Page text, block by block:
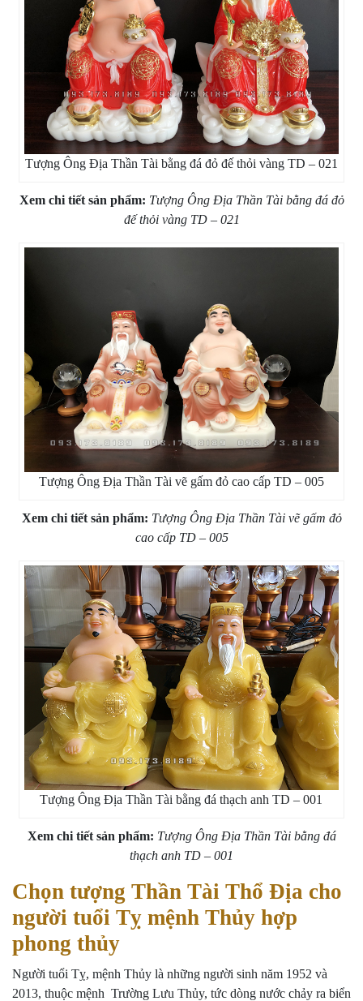
Tượng Ông Địa Thần Tài bằng đá đỏ đế thỏi vàng TD – 021
Xem chi tiết sản phẩm: Tượng Ông Địa Thần Tài bằng đá đỏ
đế thỏi vàng TD – 021
Tượng Ông Địa Thần Tài vẽ gấm đỏ cao cấp TD – 005
Xem chi tiết sản phẩm: Tượng Ông Địa Thần Tài vẽ gấm đỏ
cao cấp TD – 005
Tượng Ông Địa Thần Tài bằng đá thạch anh TD – 001
Xem chi tiết sản phẩm: Tượng Ông Địa Thần Tài bằng đá
thạch anh TD – 001
Chọn tượng Thần Tài Thổ Địa cho
người tuổi Tỵ mệnh Thủy hợp
phong thủy
Người tuổi Tỵ, mệnh Thủy là những người sinh năm 1952 và
2013, thuộc mệnh Trường Lưu Thủy, tức dòng nước chảy ra biển